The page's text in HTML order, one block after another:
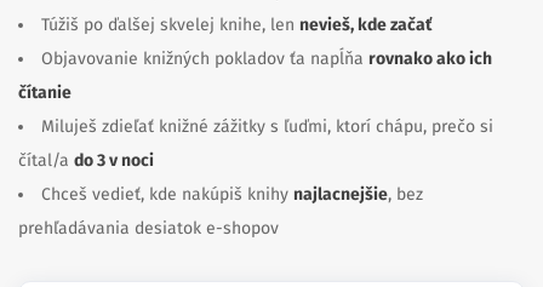
čítanie
Miluješ zdieľať knižné zážitky s ľuďmi, ktorí chápu, prečo si
čítal/a
Chceš vedieť, kde nakúpiš knihy
najlacnejšie , bez
prehľadávania desiatok e-shopov
Podporte nás